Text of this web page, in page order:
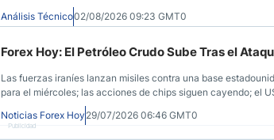
Análisis Técnico02/08/2026 09:23 GMT0
Forex Hoy: El Petróleo Crudo Sube Tras el
Las fuerzas iraníes lanzan misiles contra una base
para el miércoles; las acciones de chips siguen cayendo; el
tecnológicos en el horizonte.
Noticias Forex Hoy 29/07/2026 06:46 GMT0
Publicidad